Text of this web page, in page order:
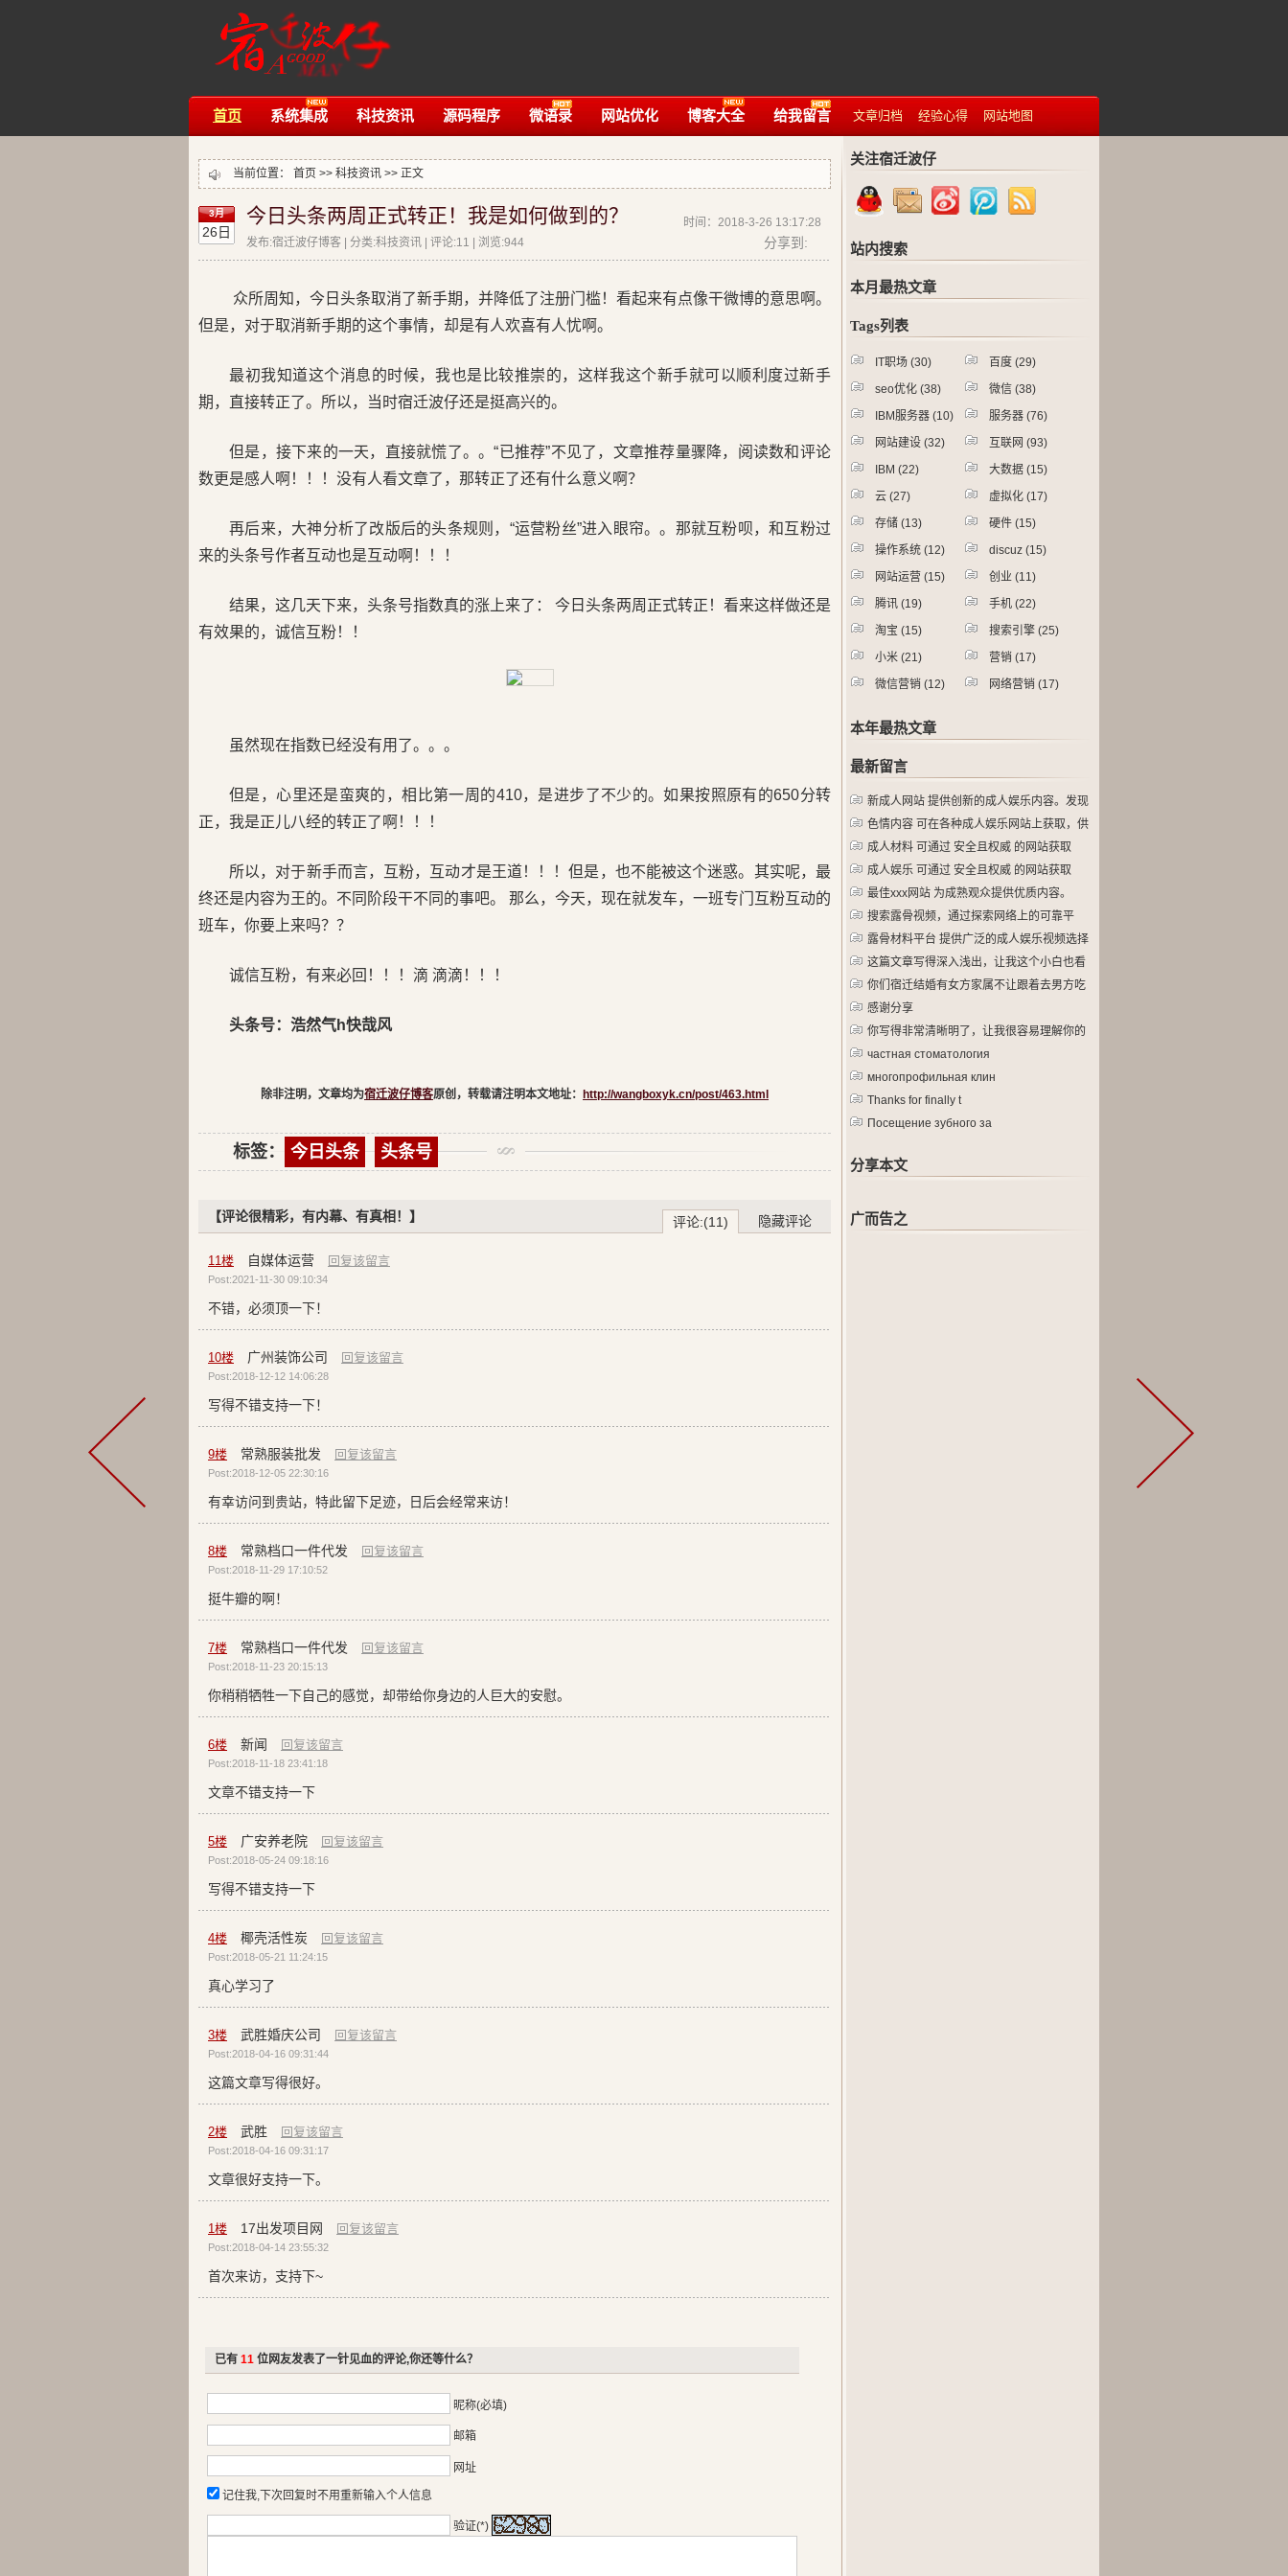
首页 系统集成 科技资讯 源码程序 微语录 网站优化 博客大全 给我留言 文章归档 经验心得 网站地图
当前位置： 首页 >> 科技资讯 >> 正文
3月
26日
时间：2018-3-26 13:17:28
今日头条两周正式转正！我是如何做到的？
发布:宿迁波仔博客 | 分类:科技资讯 | 评论:11 | 浏览:944 分享到:
众所周知，今日头条取消了新手期，并降低了注册门槛！看起来有点像干微博的意思啊。
但是，对于取消新手期的这个事情，却是有人欢喜有人忧啊。
最初我知道这个消息的时候，我也是比较推崇的，这样我这个新手就可以顺利度过新手
期，直接转正了。所以，当时宿迁波仔还是挺高兴的。
但是，接下来的一天，直接就慌了。。“已推荐”不见了，文章推荐量骤降，阅读数和评论
数更是感人啊！！！没有人看文章了，那转正了还有什么意义啊？
再后来，大神分析了改版后的头条规则，“运营粉丝”进入眼帘。。那就互粉呗，和互粉过
来的头条号作者互动也是互动啊！！！
结果，这几天下来，头条号指数真的涨上来了： 今日头条两周正式转正！看来这样做还是
有效果的，诚信互粉！！
虽然现在指数已经没有用了。。。
但是，心里还是蛮爽的，相比第一周的410，是进步了不少的。如果按照原有的650分转
正，我是正儿八经的转正了啊！！！
所以，对于新手而言，互粉，互动才是王道！！！但是，也不能被这个迷惑。其实呢，最
终还是内容为王的。不同阶段干不同的事吧。 那么，今天，现在就发车，一班专门互粉互动的
班车，你要上来吗？？
诚信互粉，有来必回！！！滴 滴滴！！！
头条号：浩然气h快哉风
除非注明，文章均为宿迁波仔博客原创，转载请注明本文地址： http://wangboxyk.cn/post/463.html
标签： 今日头条 头条号
评论:(11) 隐藏评论
【评论很精彩，有内幕、有真相！】
11楼 自媒体运营 回复该留言
Post:2021-11-30 09:10:34
不错，必须顶一下！
10楼 广州装饰公司 回复该留言
Post:2018-12-12 14:06:28
写得不错支持一下！
9楼 常熟服装批发 回复该留言
Post:2018-12-05 22:30:16
有幸访问到贵站，特此留下足迹，日后会经常来访！
8楼 常熟档口一件代发 回复该留言
Post:2018-11-29 17:10:52
挺牛瓣的啊！
7楼 常熟档口一件代发 回复该留言
Post:2018-11-23 20:15:13
你稍稍牺牲一下自己的感觉，却带给你身边的人巨大的安慰。
6楼 新闻 回复该留言
Post:2018-11-18 23:41:18
文章不错支持一下
5楼 广安养老院 回复该留言
Post:2018-05-24 09:18:16
写得不错支持一下
4楼 椰壳活性炭 回复该留言
Post:2018-05-21 11:24:15
真心学习了
3楼 武胜婚庆公司 回复该留言
Post:2018-04-16 09:31:44
这篇文章写得很好。
2楼 武胜 回复该留言
Post:2018-04-16 09:31:17
文章很好支持一下。
1楼 17出发项目网 回复该留言
Post:2018-04-14 23:55:32
首次来访，支持下~
已有 11位网友发表了一针见血的评论,你还等什么？
昵称(必填)
邮箱
网址
记住我,下次回复时不用重新输入个人信息
验证(*)
关注宿迁波仔
站内搜索
本月最热文章
Tags列表
IT职场 (30) 百度 (29)
seo优化 (38) 微信 (38)
IBM服务器 (10) 服务器 (76)
网站建设 (32) 互联网 (93)
IBM (22) 大数据 (15)
云 (27) 虚拟化 (17)
存储 (13) 硬件 (15)
操作系统 (12) discuz (15)
网站运营 (15) 创业 (11)
腾讯 (19) 手机 (22)
淘宝 (15) 搜索引擎 (25)
小米 (21) 营销 (17)
微信营销 (12) 网络营销 (17)
本年最热文章
最新留言
新成人网站 提供创新的成人娱乐内容。发现
色情内容 可在各种成人娱乐网站上获取，供
成人材料 可通过 安全且权威 的网站获取
成人娱乐 可通过 安全且权威 的网站获取
最佳xxx网站 为成熟观众提供优质内容。
搜索露骨视频，通过探索网络上的可靠平
台。
露骨材料平台 提供广泛的成人娱乐视频选择
这篇文章写得深入浅出，让我这个小白也看
懂
你们宿迁结婚有女方家属不让跟着去男方吃
酒
感谢分享
你写得非常清晰明了，让我很容易理解你的
观
частная стоматология
многопрофильная клин
Thanks for finally t
Посещение зубного за
分享本文
广而告之